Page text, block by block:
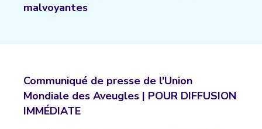
malvoyantes
Communiqué de presse de l'Union
Mondiale des Aveugles | POUR DIFFUSION
IMMÉDIATE